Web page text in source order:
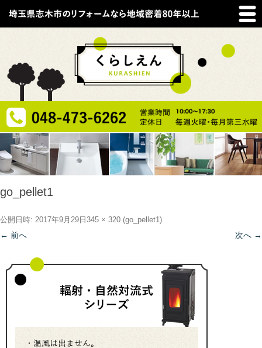
go_pellet1
公開日時: 2017年9月29日 345 × 320 (go_pellet1 )
← 前へ 次へ →